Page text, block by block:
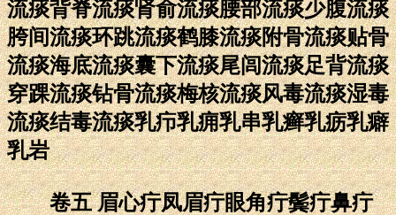
流痰背脊流痰肾俞流痰腰部流痰少腹流痰
胯间流痰环跳流痰鹤膝流痰附骨流痰贴骨
流痰海底流痰囊下流痰尾闾流痰足背流痰
穿踝流痰钻骨流痰梅核流痰风毒流痰湿毒
流痰结毒流痰乳疖乳痈乳串乳癣乳疬乳癖
乳岩
卷五 眉心疔凤眉疔眼角疔鬓疔鼻疔